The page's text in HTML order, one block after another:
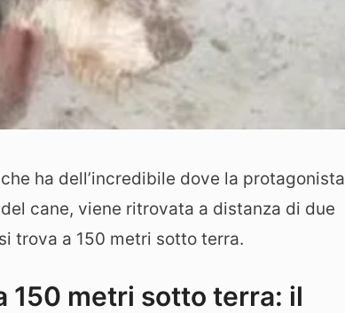
ha dell’incredibile dove la protagonista
cane, viene ritrovata a distanza di due
trova a 150 metri sotto terra.
150 metri sotto terra: il